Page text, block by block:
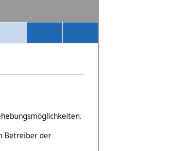
Betreiber der